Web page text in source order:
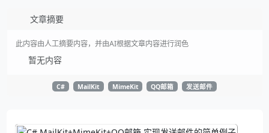
文章摘要
此内容由人工摘要内容，并由AI根据文章内容进行润色
暂无内容
C# MailKit MimeKit QQ邮箱 发送邮件